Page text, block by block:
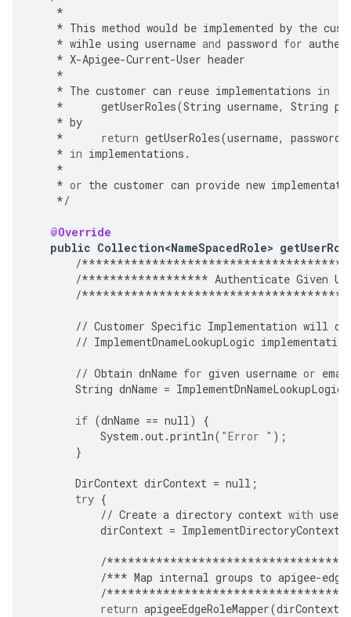
*
* This method would be implemented by the
* wihle using username and password for
* X-Apigee-Current-User header
*
* The customer can reuse implementations in
*
getUserRoles(String username, String
* by
*
return getUserRoles(username, password
* in implementations .
*
* or the customer can provide new
*/
@Override
public Collection<NameSpacedRole>
/
/****************** Authenticate Given
/
// Customer Specific Implementation will
// ImplementDnameLookupLogic implementation
// Obtain dnName for given username or
String dnName = ImplementDnNameLookupLogic
if (dnName == null)
{
System .out.println( "Error " );
}
DirContext dirContext = null ;
try {
// Create a directory context with
dirContext =
/
/*** Map internal groups to apigee-edge
/
return apigeeEdgeRoleMapper(dirContext